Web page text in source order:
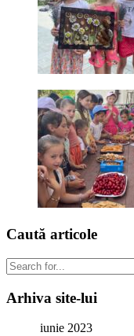
Caută articole
Arhiva site-lui
iunie 2023